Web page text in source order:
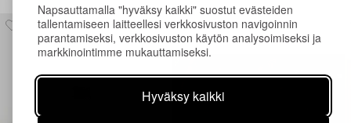
Napsauttamalla "hyväksy kaikki" suostut evästeiden
tallentamiseen laitteellesi verkkosivuston navigoinnin
parantamiseksi, verkkosivuston käytön analysoimiseksi ja
markkinointimme mukauttamiseksi.
Hyväksy kaikki